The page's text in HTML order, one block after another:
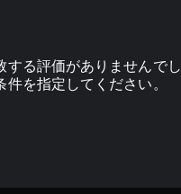
する評価がありませんでし
件を指定してください。